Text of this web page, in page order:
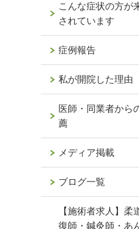
こんな症状の方が
されています
症例報告
私が開院した理由
医師・同業者から
薦
メディア掲載
ブログ一覧
【施術者求人】柔
復師・鍼灸師・あ